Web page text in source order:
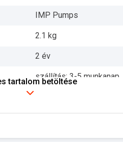
IMP Pumps
2.1 kg
2 év
szállítás: 3-5 munkanap
tartalom betöltése